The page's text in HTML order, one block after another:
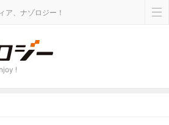
ア、ナゾロジー！
!